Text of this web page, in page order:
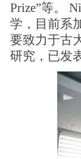
Prize”等。
学，目前系
要致力于古
研究，已发